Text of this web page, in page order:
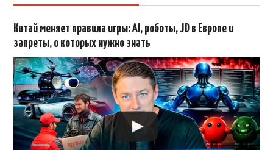
Китай меняет правила игры: AI, роботы, JD в Европе и
запреты, о которых нужно знать